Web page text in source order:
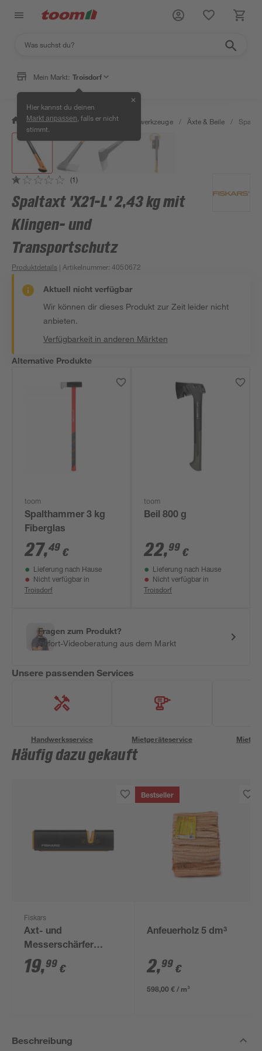
Mein Markt: Troisdorf
Hier kannst du deinen
Markt anpassen , falls er nicht
stimmt.
✕
/ Garten & Freizeit / Gartenhandwerkzeuge / Äxte & Beile /
(1)
Spaltaxt 'X21-L' 2,43 kg mit
Klingen- und
Transportschutz
Produktdetails | Artikelnummer:4050672
Aktuell nicht verfügbar
Wir können dir dieses Produkt zur Zeit leider nicht
anbieten.
Verfügbarkeit in anderen Märkten
Alternative Produkte
toom
Spalthammer 3 kg
Fiberglas
27,49 €
Lieferung nach Hause
Nicht verfügbar in
Troisdorf
toom
Beil 800 g
22,99 €
Lieferung nach Hause
Nicht verfügbar in
Troisdorf
Fragen zum Produkt?
Sofort-Videoberatung aus dem Markt
Unsere passenden Services
Handwerksservice Mietgeräteservice
Häufig dazu gekauft
Fiskars
Axt- und
Messerschärfer
"Xsharp" 165 x 90 x
40 mm
19,99 €
Bestseller
Anfeuerholz 5 dm³
2,99 €
598,00 € / m³
Beschreibung